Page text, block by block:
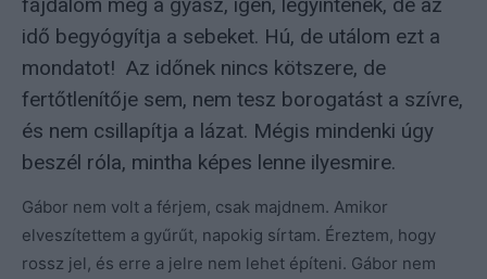
idő begyógyítja a sebeket. Hú, de utálom ezt a
mondatot! Az időnek nincs kötszere, de
fertőtlenítője sem, nem tesz borogatást a szívre,
és nem csillapítja a lázat. Mégis mindenki úgy
beszél róla, mintha képes lenne ilyesmire.
Gábor nem volt a férjem, csak majdnem. Amikor
elveszítettem a gyűrűt, napokig sírtam. Éreztem, hogy
rossz jel, és erre a jelre nem lehet építeni. Gábor nem